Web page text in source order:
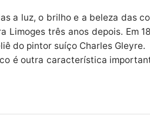
a luz, o brilho e a beleza das
Limoges três anos depois. Em
do pintor suíço Charles Gleyre.
é outra característica